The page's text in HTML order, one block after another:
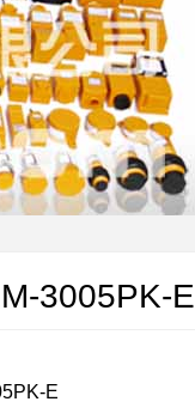
3005PK-E
E